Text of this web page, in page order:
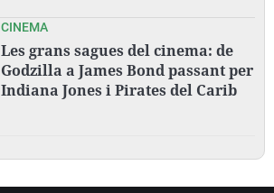
CINEMA
Les grans sagues del cinema: de
Godzilla a James Bond passant per
Indiana Jones i Pirates del Carib